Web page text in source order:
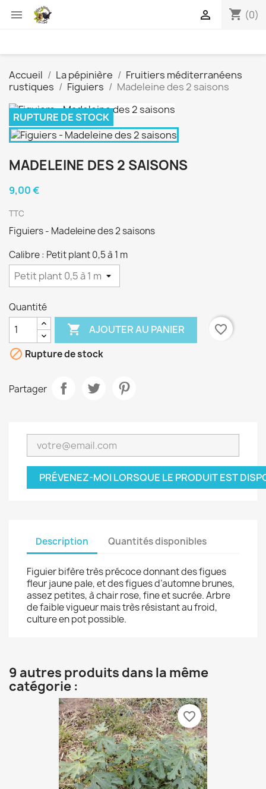
 shopping_cart (0)

Accueil La pépinière
Fruitiers méditerranéens
rustiques
Figuiers Madeleine des 2 saisons
RUPTURE DE STOCK
MADELEINE DES 2 SAISONS
9,00 €
TTC
Figuiers - Madeleine des 2 saisons
Calibre : Petit plant 0,5 à 1 m
Quantité
 AJOUTER AU PANIER
favorite_border
 Rupture de stock
Partager
PRÉVENEZ-MOI LORSQUE LE PRODUIT EST
Description Quantités disponibles
Figuier bifère très précoce donnant des figues
fleur jaune pale, et des figues d’automne brunes,
assez petites, à chair rose, fine et sucrée. Arbre
de faible vigueur mais très résistant au froid,
culture en pot possible.
9 autres produits dans la même
catégorie :
favorite_border